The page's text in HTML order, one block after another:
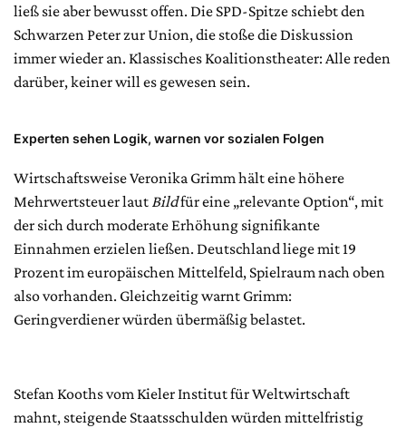
ließ sie aber bewusst offen. Die SPD-Spitze schiebt den
Schwarzen Peter zur Union, die stoße die Diskussion
immer wieder an. Klassisches Koalitionstheater: Alle reden
darüber, keiner will es gewesen sein.
Experten sehen Logik, warnen vor sozialen Folgen
Wirtschaftsweise Veronika Grimm hält eine höhere
Mehrwertsteuer laut Bildfür eine „relevante Option“, mit
der sich durch moderate Erhöhung signifikante
Einnahmen erzielen ließen. Deutschland liege mit 19
Prozent im europäischen Mittelfeld, Spielraum nach oben
also vorhanden. Gleichzeitig warnt Grimm:
Geringverdiener würden übermäßig belastet.
Stefan Kooths vom Kieler Institut für Weltwirtschaft
mahnt, steigende Staatsschulden würden mittelfristig